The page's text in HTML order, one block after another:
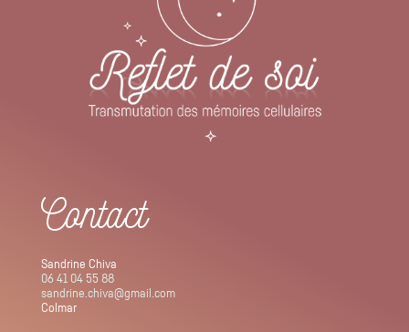
Contact
Sandrine Chiva
06 41 04 55 88
sandrine.chiva@gmail.com
Colmar